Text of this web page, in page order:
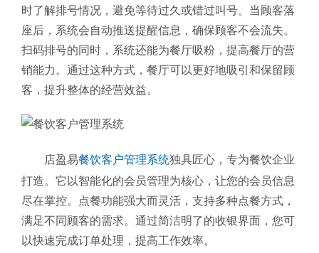
时了解排号情况，避免等待过久或错过叫号。当顾客落
座后，系统会自动推送提醒信息，确保顾客不会流失。
扫码排号的同时，系统还能为餐厅吸粉，提高餐厅的营
销能力。通过这种方式，餐厅可以更好地吸引和保留顾
客，提升整体的经营效益。
店盈易餐饮客户管理系统独具匠心，专为餐饮企业
打造。它以智能化的会员管理为核心，让您的会员信息
尽在掌控。点餐功能强大而灵活，支持多种点餐方式，
满足不同顾客的需求。通过简洁明了的收银界面，您可
以快速完成订单处理，提高工作效率。